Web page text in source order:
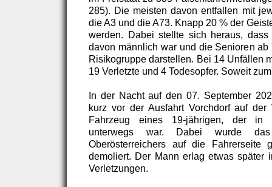
285). Die meisten davon entfallen mit
die A3 und die A73. Knapp 20 % der
werden. Dabei stellte sich heraus,
davon männlich war und die Senioren
Risikogruppe darstellen. Bei 14 Unfällen
19 Verletzte und 4 Todesopfer. Soweit
In der Nacht auf den 07. September
kurz vor der Ausfahrt Vorchdorf auf der
Fahrzeug eines 19-jährigen, der in
unterwegs war. Dabei wurde
Oberösterreichers auf die Fahrerseite
demoliert. Der Mann erlag etwas später
Verletzungen.